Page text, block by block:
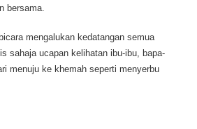
bersama.
mengalukan kedatangan semua
sahaja ucapan kelihatan ibu-ibu, bapa-
menuju ke khemah seperti menyerbu